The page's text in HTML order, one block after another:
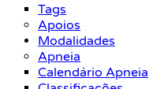
Tags
Apoios
Modalidades
Apneia
Calendário Apneia